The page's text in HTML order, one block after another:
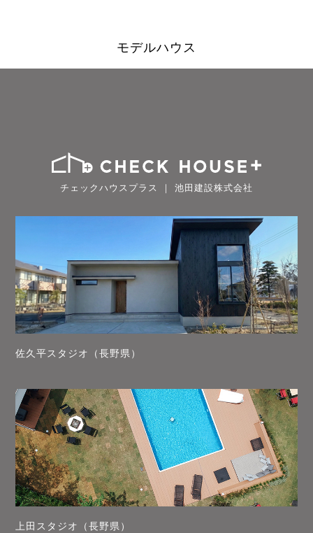
モデルハウス
チェックハウスプラス ｜ 池田建設株式会社
佐久平スタジオ（長野県）
上田スタジオ（長野県）